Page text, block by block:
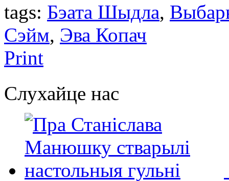
tags: Бэата Шыдла,
Сэйм, Эва Копач
Print
Слухайце нас